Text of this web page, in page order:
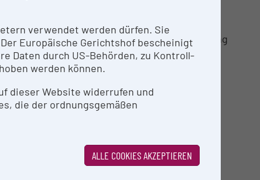
Recherche, der Literaturbeschaffung
werden zudem mithilfe entsprechenden
vermittelt. Im Rahmen der
Betreuung erfolgen.
Sammler*innen werden Expertisen zu
befinden, kann (unter Rücksichtnahme
verwendet werden dürfen. Sie
Europäische Gerichtshof bescheinigt
Daten durch US-Behörden, zu Kontroll-
werden können.
dieser Website widerrufen und
die der ordnungsgemäßen
ALLE COOKIES AKZEPTIEREN